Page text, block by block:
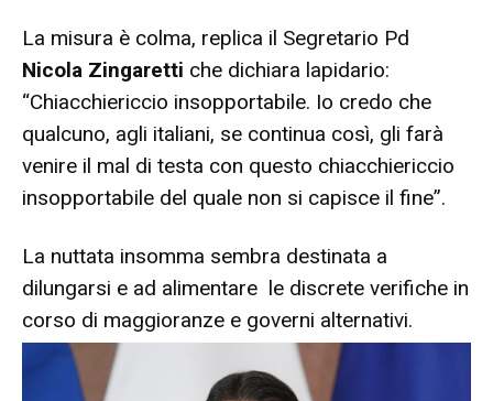
La misura è colma, replica il Segretario Pd
Nicola Zingaretti che dichiara lapidario:
“Chiacchiericcio insopportabile. Io credo che
qualcuno, agli italiani, se continua così, gli farà
venire il mal di testa con questo chiacchiericcio
insopportabile del quale non si capisce il fine”.
La nuttata insomma sembra destinata a
dilungarsi e ad alimentare le discrete verifiche in
corso di maggioranze e governi alternativi.